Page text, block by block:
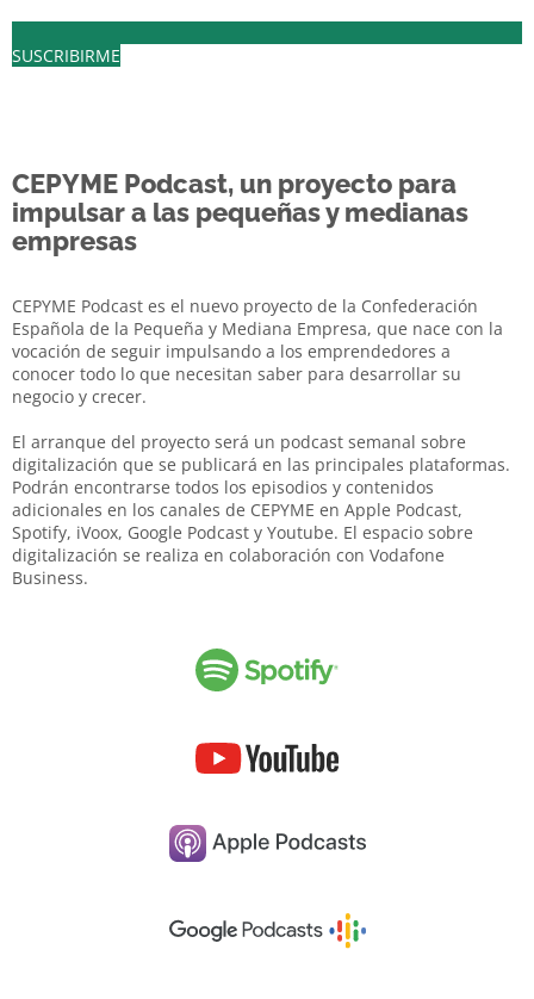
SUSCRIBIRME
CEPYME Podcast, un proyecto para
impulsar a las pequeñas y medianas
empresas
CEPYME Podcast es el nuevo proyecto de la Confederación
Española de la Pequeña y Mediana Empresa, que nace con la
vocación de seguir impulsando a los emprendedores a
conocer todo lo que necesitan saber para desarrollar su
negocio y crecer.
El arranque del proyecto será un podcast semanal sobre
digitalización que se publicará en las principales plataformas.
Podrán encontrarse todos los episodios y contenidos
adicionales en los canales de CEPYME en Apple Podcast,
Spotify, iVoox, Google Podcast y Youtube. El espacio sobre
digitalización se realiza en colaboración con Vodafone
Business.